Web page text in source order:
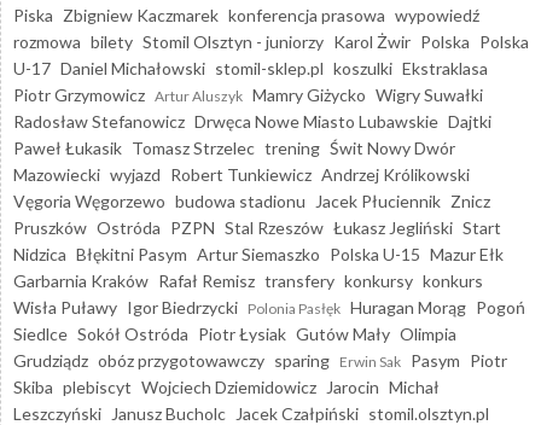
Piska Zbigniew Kaczmarek konferencja prasowa wypowiedź
rozmowa bilety Stomil Olsztyn - juniorzy Karol Żwir Polska Polska
U-17 Daniel Michałowski stomil-sklep.pl koszulki Ekstraklasa
Piotr Grzymowicz Artur Aluszyk Mamry Giżycko Wigry Suwałki
Radosław Stefanowicz Drwęca Nowe Miasto Lubawskie Dajtki
Paweł Łukasik Tomasz Strzelec trening Świt Nowy Dwór
Mazowiecki wyjazd Robert Tunkiewicz Andrzej Królikowski
Vęgoria Węgorzewo budowa stadionu Jacek Płuciennik Znicz
Pruszków Ostróda PZPN Stal Rzeszów Łukasz Jegliński Start
Nidzica Błękitni Pasym Artur Siemaszko Polska U-15 Mazur Ełk
Garbarnia Kraków Rafał Remisz transfery konkursy konkurs
Wisła Puławy Igor Biedrzycki Polonia Pasłęk Huragan Morąg Pogoń
Siedlce Sokół Ostróda Piotr Łysiak Gutów Mały Olimpia
Grudziądz obóz przygotowawczy sparing Erwin Sak Pasym Piotr
Skiba plebiscyt Wojciech Dziemidowicz Jarocin Michał
Leszczyński
Janusz Bucholc Jacek Czałpiński stomil.olsztyn.pl